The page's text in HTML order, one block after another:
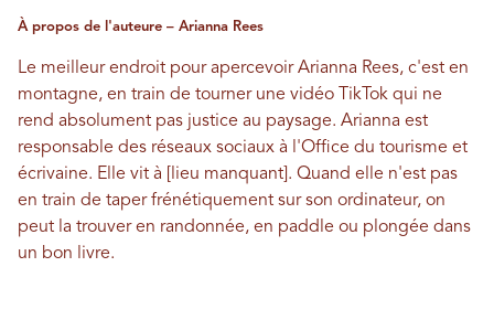
À propos de l'auteure – Arianna Rees
Le meilleur endroit pour apercevoir Arianna Rees, c'est en
montagne, en train de tourner une vidéo TikTok qui ne
rend absolument pas justice au paysage. Arianna est
responsable des réseaux sociaux à l'Office du tourisme et
écrivaine. Elle vit à [lieu manquant]. Quand elle n'est pas
en train de taper frénétiquement sur son ordinateur, on
peut la trouver en randonnée, en paddle ou plongée dans
un bon livre.